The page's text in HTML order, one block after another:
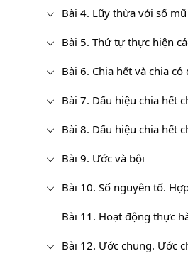
Bài 4. Lũy thừa với số
Bài 5. Thứ tự thực hiện
Bài 7. Dấu hiệu chia hết
Bài 8. Dấu hiệu chia hết
Bài 9. Ước và bội
Bài 11. Hoạt động thực
Bài 12. Ước chung. Ước